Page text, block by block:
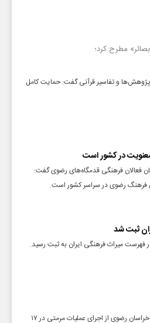
مطرح کرد؛
پژوهش‌ها و تفاسیر قرآنی گفت: حمایت کامل
در کشور است
فعالان فرهنگی قدمگاه‌های رضوی گفت:
فرهنگ رضوی در سراسر کشور است.
ثبت شد
فهرست میراث فرهنگی ایران به ثبت رسید.
معاون میراث فرهنگی اداره‌کل میراث فرهنگی، گردشگری و صنایع دستی خراسان رضوی از اجرای عملیات مرمتی در ۱۷